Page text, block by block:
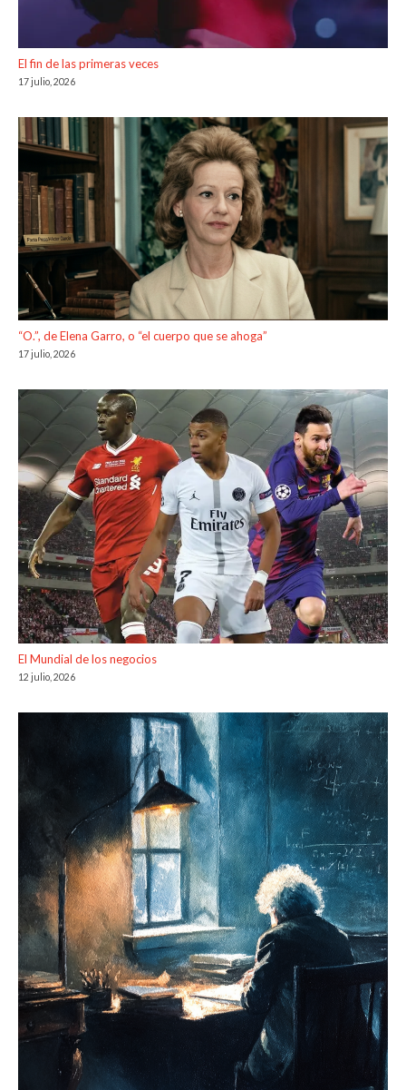
El fin de las primeras veces
17 julio, 2026
“O.”, de Elena Garro, o “el cuerpo que se ahoga”
17 julio, 2026
El Mundial de los negocios
12 julio, 2026